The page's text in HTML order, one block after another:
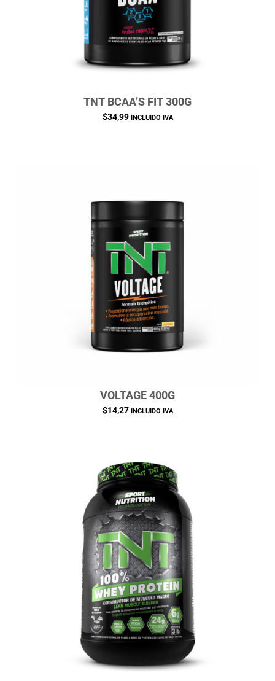
TNT BCAA’S FIT 300G
$34,99 INCLUIDO IVA
VOLTAGE 400G
$14,27 INCLUIDO IVA